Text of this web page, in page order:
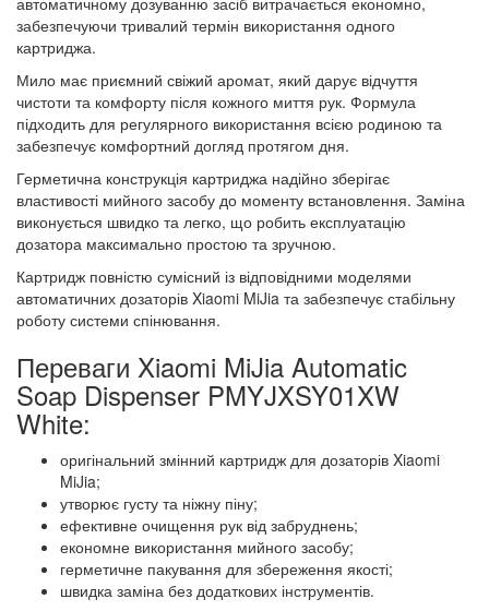
забезпечуючи тривалий термін використання одного
картриджа.
Мило має приємний свіжий аромат, який дарує відчуття
чистоти та комфорту після кожного миття рук. Формула
підходить для регулярного використання всією родиною та
забезпечує комфортний догляд протягом дня.
Герметична конструкція картриджа надійно зберігає
властивості мийного засобу до моменту встановлення. Заміна
виконується швидко та легко, що робить експлуатацію
дозатора максимально простою та зручною.
Картридж повністю сумісний із відповідними моделями
автоматичних дозаторів Xiaomi MiJia та забезпечує стабільну
роботу системи спінювання.
Переваги Xiaomi MiJia Automatic
Soap Dispenser PMYJXSY01XW
White:
оригінальний змінний картридж для дозаторів Xiaomi
MiJia;
утворює густу та ніжну піну;
ефективне очищення рук від забруднень;
економне використання мийного засобу;
герметичне пакування для збереження якості;
швидка заміна без додаткових інструментів.